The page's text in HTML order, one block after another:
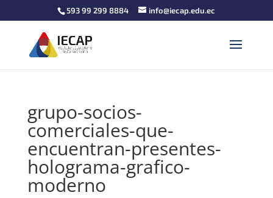
593 99 299 8884 info@iecap.edu.ec
grupo-socios-
comerciales-que-
encuentran-presentes-
holograma-grafico-
moderno